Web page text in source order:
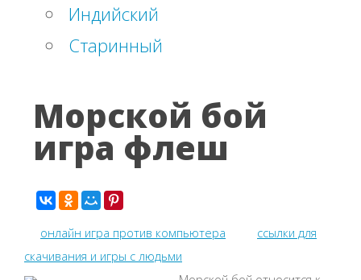
Индийский
Старинный
Морской бой
игра флеш
онлайн игра против компьютера
ссылки для
скачивания и игры с людьми